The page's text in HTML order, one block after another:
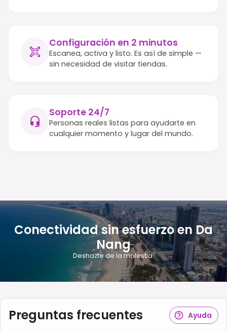
Configuración en 2 minutos
Escanea, activa y listo. Es así de simple —
sin necesidad de visitar tiendas.
Soporte 24/7
Personas reales listas para ayudarte en
cualquier momento y lugar del mundo.
Conectividad sin esfuerzo en Da
Nang
Deshazte de la molestia.
Preguntas frecuentes Ayuda